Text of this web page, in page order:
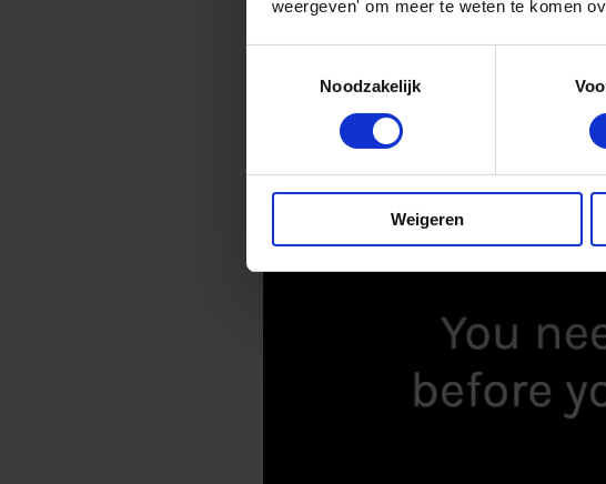
weergeven' om meer te weten te komen
Noodzakelijk
Weigeren